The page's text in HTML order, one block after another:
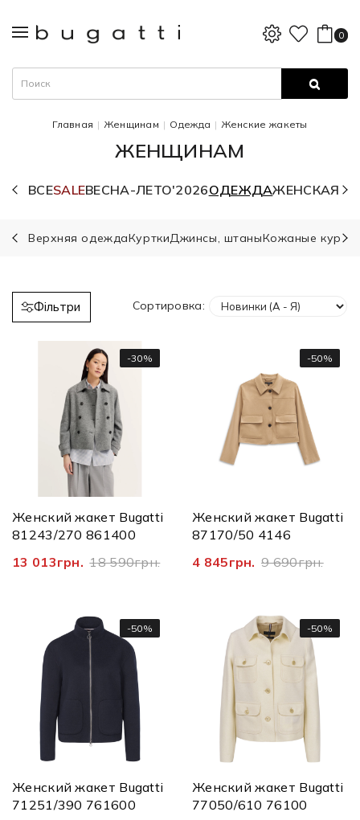
0
ЖЕНЩИНАМ
Главная Женщинам Одежда Женские жакеты
ВСЕSALEВЕСНА-ЛЕТО'2026ОДЕЖДАЖЕНСКАЯ
Верхняя одеждаКурткиДжинсы, штаныКожаные куртки
Фільтри Сортировка:
-30%
Женский жакет Bugatti
81243/270 861400
13 013грн. 18 590грн.
-50%
Женский жакет Bugatti
87170/50 4146
4 845грн. 9 690грн.
-50%
Женский жакет Bugatti
71251/390 761600
-50%
Женский жакет Bugatti
77050/610 76100